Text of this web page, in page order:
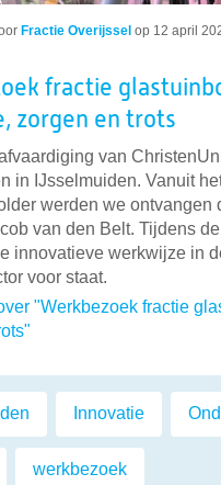
Fractie Overijssel op 12 april
fractie
zorgen en trots
van
in IJsselmuiden. Vanuit
werden we
van den Belt. Tijdens
innovatieve werkwijze in
voor staat.
"Werkbezoek fractie
Innovatie
werkbezoek